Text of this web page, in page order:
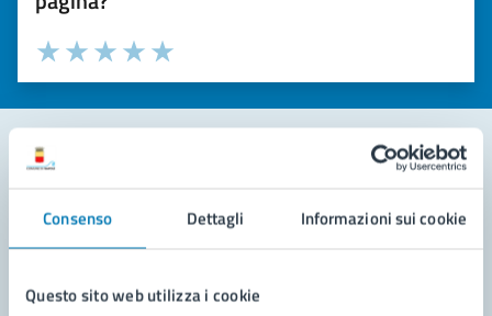
Consenso Dettagli Informazioni sui cookie
Questo sito web utilizza i cookie
Valuta la chiarezza delle informazioni (da 1 a 5 stelle)
Seleziona il numero di stelle per valutare la chiarezza delle
Valuta 5 stelle su 5
Valuta 4 stelle su 5
Valuta 3 stelle su 5
Valuta 2 stelle su 5
Valuta 1 stelle su 5
Leggi le domande frequenti
Richiedi assistenza